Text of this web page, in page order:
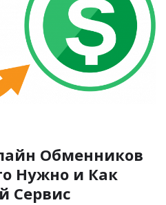
Обменников
Нужно и Как
Сервис